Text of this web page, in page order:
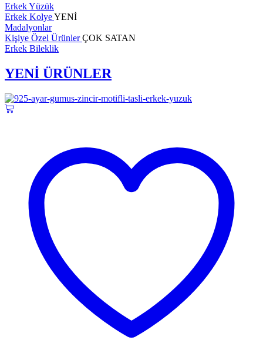
Erkek Yüzük
Erkek KolyeYENİ
Madalyonlar
Kişiye Özel ÜrünlerÇOK SATAN
Erkek Bileklik
YENİ ÜRÜNLER